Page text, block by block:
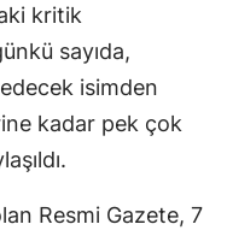
kritik
sayıda,
isimden
kadar pek çok
Resmi Gazete, 7